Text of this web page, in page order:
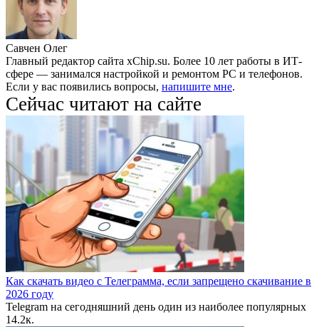
Савчен Олег
Главный редактор сайта xChip.su. Более 10 лет работы в ИТ-
сфере — занимался настройкой и ремонтом PC и телефонов.
Если у вас появились вопросы, напишите мне.
Сейчас читают на сайте
Как скачать видео с Телеграмма, если запрещено скачивание в
2026 году
Telegram на сегодняшний день один из наиболее популярных
14.2к.